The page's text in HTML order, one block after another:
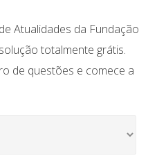
Atualidades da Fundação
totalmente grátis.
de questões e comece a